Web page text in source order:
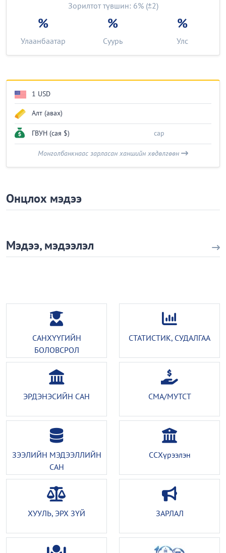
Зорилтот түвшин: 6% ( 2)
%
Улаанбаатар
%
Суурь
%
Улс
1 USD
Алт (авах)
ГВУН (сая $) сар
Монголбанкнаас зарласан ханшийн хөдөлгөөн
Онцлох мэдээ
Мэдээ, мэдээлэл
САНХҮҮГИЙН
БОЛОВСРОЛ
СТАТИСТИК, СУДАЛГАА
ЭРДЭНЭСИЙН САН СМА/МУТСТ
ЗЭЭЛИЙН МЭДЭЭЛЛИЙН
САН
ССХүрээлэн
ХУУЛЬ, ЭРХ ЗҮЙ ЗАРЛАЛ